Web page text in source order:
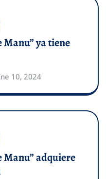
ya tiene
10, 2024
adquiere